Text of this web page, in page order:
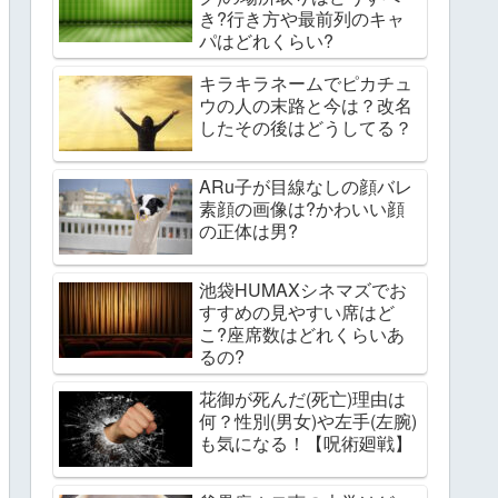
き?行き方や最前列のキャ
パはどれくらい?
キラキラネームでピカチュ
ウの人の末路と今は？改名
したその後はどうしてる？
ARu子が目線なしの顔バレ
素顔の画像は?かわいい顔
の正体は男?
池袋HUMAXシネマズでお
すすめの見やすい席はど
こ?座席数はどれくらいあ
るの?
花御が死んだ(死亡)理由は
何？性別(男女)や左手(左腕)
も気になる！【呪術廻戦】